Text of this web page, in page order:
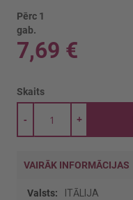
Pērc 1
gab.
7,69 €
Skaits
+
-
VAIRĀK INFORMĀCIJAS
Vairāk
ITĀLIJA